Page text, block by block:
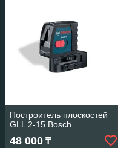
Построитель плоскостей
GLL 2-15 Bosch
48 000 ₸